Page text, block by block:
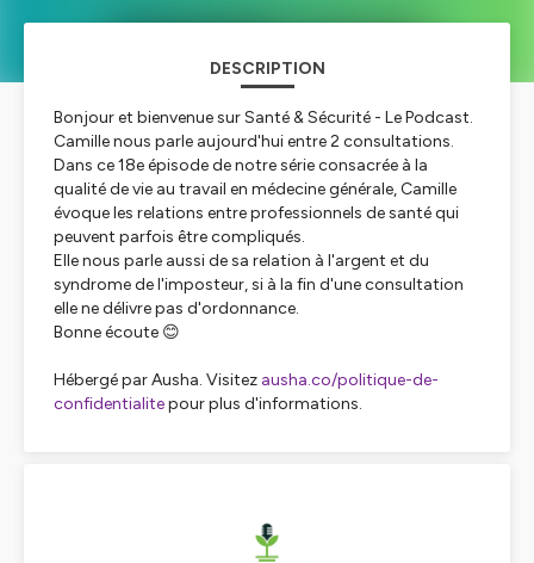
DESCRIPTION
Bonjour et bienvenue sur Santé & Sécurité - Le Podcast.
Camille nous parle aujourd'hui entre 2 consultations.
Dans ce 18e épisode de notre série consacrée à la
qualité de vie au travail en médecine générale, Camille
évoque les relations entre professionnels de santé qui
peuvent parfois être compliqués.
Elle nous parle aussi de sa relation à l'argent et du
syndrome de l'imposteur, si à la fin d'une consultation
elle ne délivre pas d'ordonnance.
Bonne écoute 😊
Hébergé par Ausha. Visitez ausha.co/politique-de-
confidentialitepour plus d'informations.